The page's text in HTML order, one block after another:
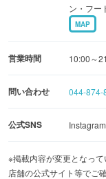
ン・フー
MAP
営業時間 10:00～
問い合わせ 044-874-
公式SNS Instagram
※掲載内容が変更となっ
店舗の公式サイト等でご